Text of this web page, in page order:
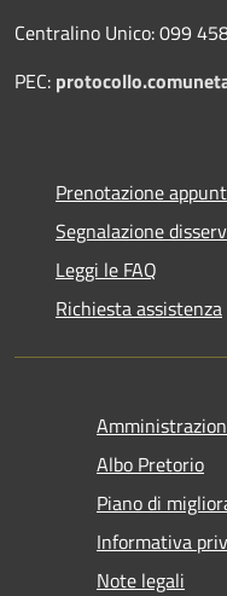
Centralino Unico: 099
PEC:
Prenotazione
Segnalazione
Leggi le FAQ
Richiesta assistenza
Albo Pretorio
Piano di
Informativa
Note legali